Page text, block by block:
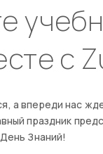
с
а впереди нас
праздник
Знаний!